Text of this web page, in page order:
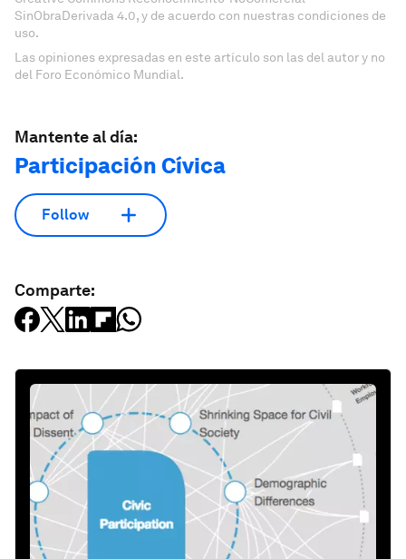
SinObraDerivada 4.0, y de acuerdo con nuestras condiciones de
uso.
Las opiniones expresadas en este artículo son las del autor y no
del Foro Económico Mundial.
Mantente al día:
Participación Cívica
Follow
Comparte: